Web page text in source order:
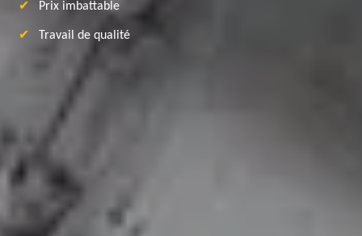
Prix imbattable
Travail de qualité